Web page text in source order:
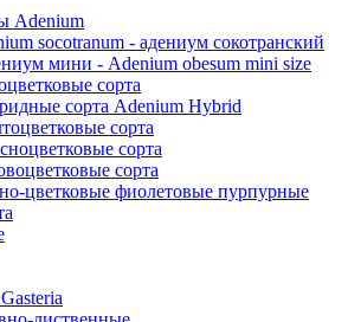
Adenium
socotranum - адениум сокотранский
мини - Adenium obesum mini size
сорта
сорта Adenium Hybrid
сорта
сорта
сорта
цветковые фиолетовые пурпурные